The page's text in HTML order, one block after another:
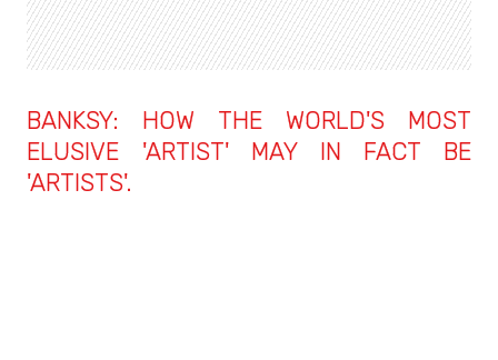
BANKSY: HOW THE WORLD'S MOST
ELUSIVE 'ARTIST' MAY IN FACT BE
'ARTISTS'.